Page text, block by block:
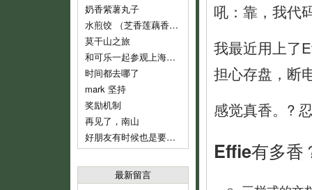
奶香紫薯丸子
水煎饺 （芝香莲藕香菇肉饺）
莫干山之旅
和可乐一起参观上海鲁迅纪念馆
时间都去哪了
mark 坚持
奖励机制
再见了，南山
好朋友有时候也是要分开的
最新留言
吼：靠，我代
我最近用上了
担心存盘，断
感觉真香。?
Effie有多香